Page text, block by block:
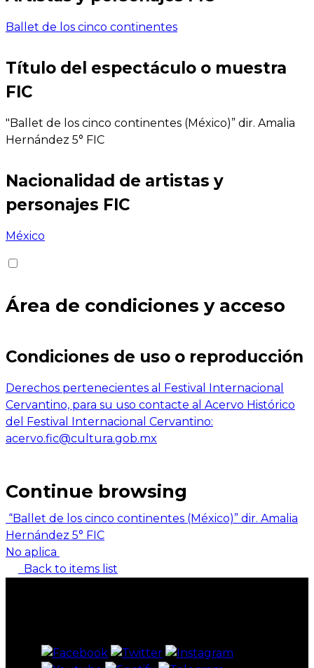
Ballet de los cinco continentes
Título del espectáculo o muestra
FIC
"Ballet de los cinco continentes (México)” dir. Amalia
Hernández 5° FIC
Nacionalidad de artistas y
personajes FIC
México
Área de condiciones y acceso
Condiciones de uso o reproducción
Derechos pertenecientes al Festival Internacional
Cervantino, para su uso contacte al Acervo Histórico
del Festival Internacional Cervantino:
acervo.fic@cultura.gob.mx
Continue browsing
“Ballet de los cinco continentes (México)” dir. Amalia
Hernández 5° FIC
No aplica
Back to items list